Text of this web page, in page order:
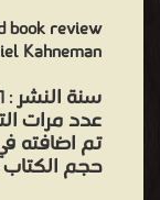
book review
Kahneman
سنة النشر: 2011م / 1432هـ .
عدد مرات
تم اضافته
حجم